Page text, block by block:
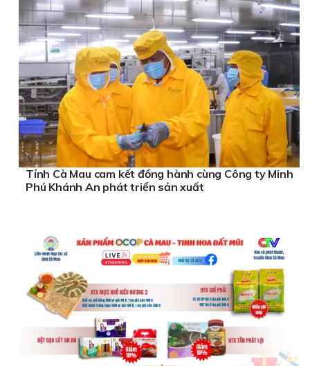
Tỉnh Cà Mau cam kết đồng hành cùng Công ty Minh
Phú Khánh An phát triển sản xuất